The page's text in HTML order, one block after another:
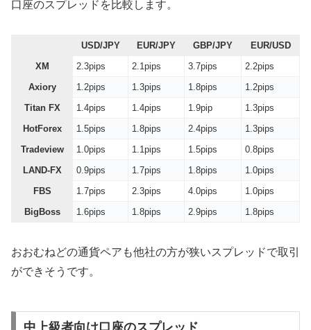
口座のスプレッドを比較します。
USD/JPY EUR/JPY GBP/JPY
EUR/USD
XM
2.3pips 2.1pips 3.7pips
2.2pips
Axiory
1.2pips 1.3pips 1.8pips
1.2pips
Titan FX
1.4pips 1.4pips 1.9pip
1.3pips
HotForex
1.5pips 1.8pips 2.4pips
1.3pips
Tradeview
1.0pips 1.1pips 1.5pips
0.8pips
LAND-FX
0.9pips 1.7pips 1.8pips
1.0pips
FBS
1.7pips 2.3pips 4.0pips
1.0pips
BigBoss
1.6pips 1.8pips 2.9pips 1.8pips
おおむねどの通貨ペアも他社の方が狭いスプレッドで取引
ができそうです。
中上級者向け口座のスプレッド